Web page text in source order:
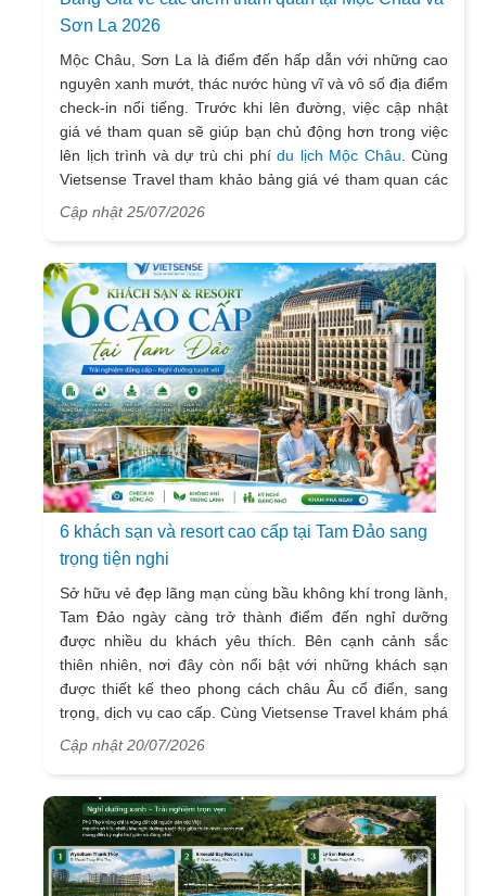
Sơn La 2026
Mộc Châu, Sơn La là điểm đến hấp dẫn với những cao
nguyên xanh mướt, thác nước hùng vĩ và vô số địa điểm
check-in nổi tiếng. Trước khi lên đường, việc cập nhật
giá vé tham quan sẽ giúp bạn chủ động hơn trong việc
lên lịch trình và dự trù chi phí du lịch Mộc Châu . Cùng
Vietsense Travel tham khảo bảng giá vé tham quan các
điểm du lịch ở Sơn La 2026 mới nhất ngay dưới đây.
Cập nhật 25/07/2026
6 khách sạn và resort cao cấp tại Tam Đảo sang
trọng tiện nghi
Sở hữu vẻ đẹp lãng mạn cùng bầu không khí trong lành,
Tam Đảo ngày càng trở thành điểm đến nghỉ dưỡng
được nhiều du khách yêu thích. Bên cạnh cảnh sắc
thiên nhiên, nơi đây còn nổi bật với những khách sạn
được thiết kế theo phong cách châu Âu cổ điển, sang
trọng, dịch vụ cao cấp. Cùng Vietsense Travel khám phá
6 khách sạn đẹp bậc nhất để tận hưởng kỳ nghỉ trọn
Cập nhật 20/07/2026